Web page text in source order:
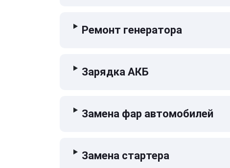
Ремонт генератора
Зарядка АКБ
Замена фар автомобилей
Замена стартера